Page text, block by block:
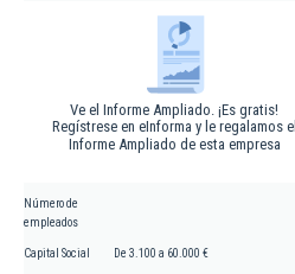
Ve el Informe Ampliado. ¡Es gratis!
Regístrese en eInforma y le regalamos el
Informe Ampliado de esta empresa
Número de
empleados
Capital Social De 3.100 a 60.000 €